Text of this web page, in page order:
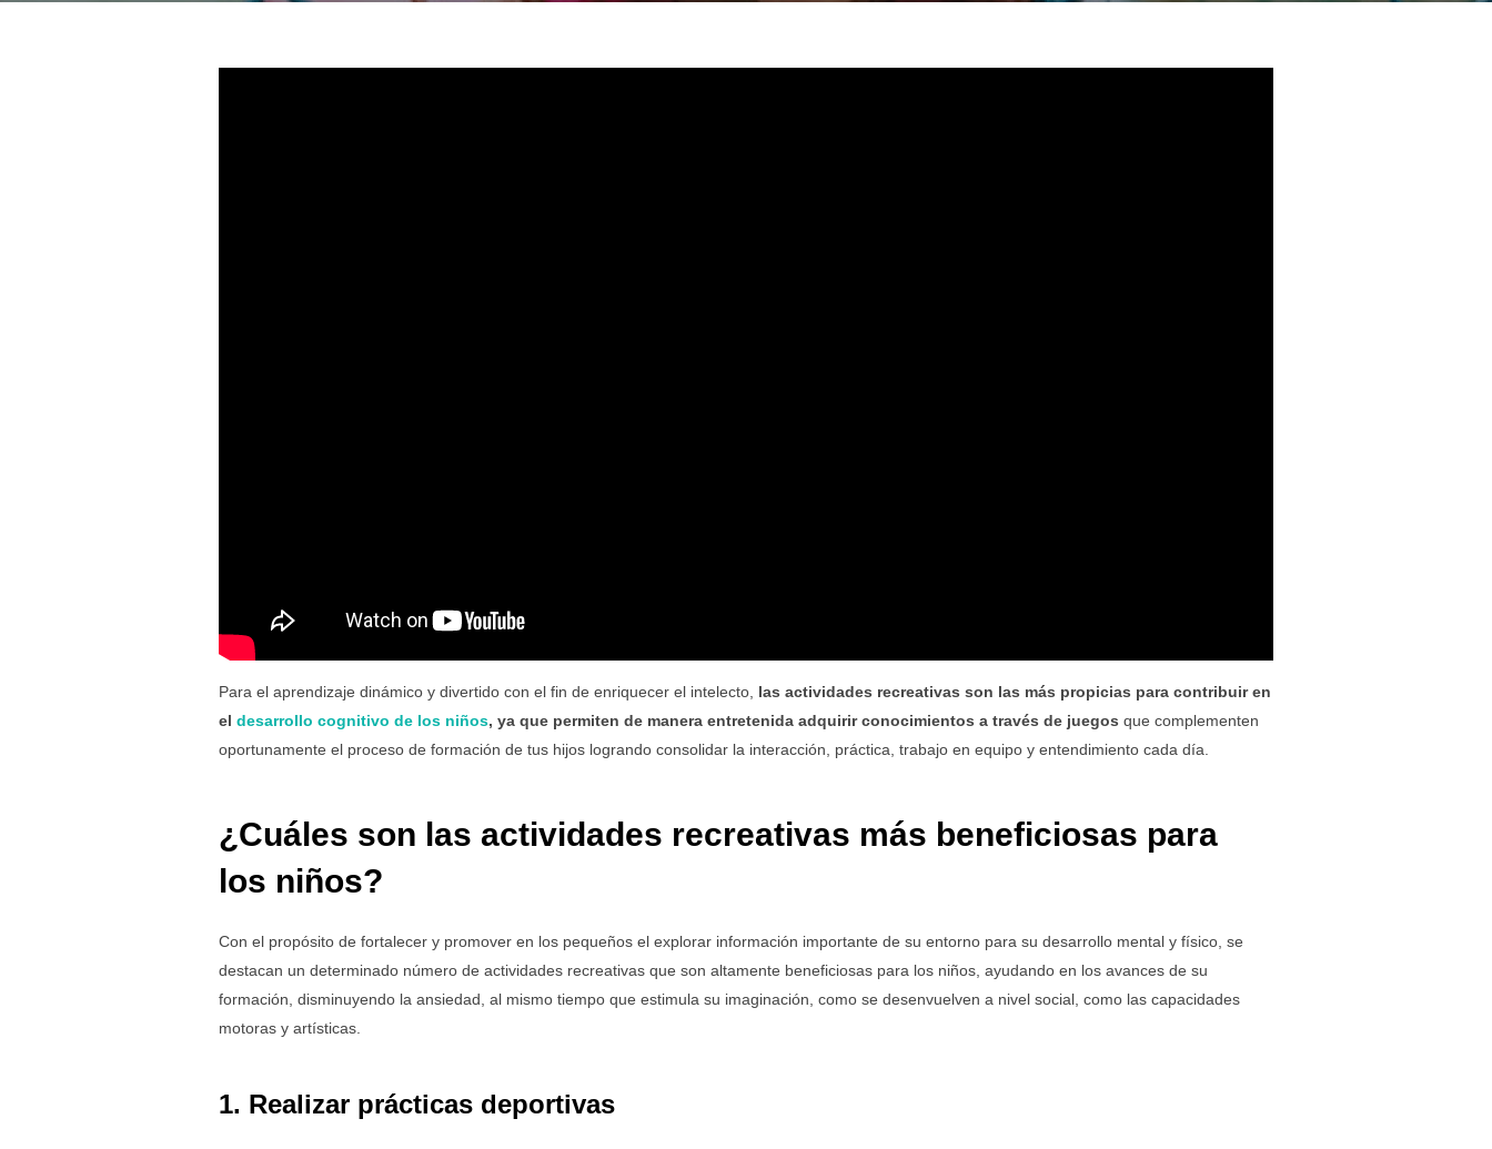
Para el aprendizaje dinámico y divertido con el fin de enriquecer el intelecto, las actividades recreativas son las más propicias para contribuir en
el desarrollo cognitivo de los niños, ya que permiten de manera entretenida adquirir conocimientos a través de juegos que complementen
oportunamente el proceso de formación de tus hijos logrando consolidar la interacción, práctica, trabajo en equipo y entendimiento cada día.
¿Cuáles son las actividades recreativas más beneficiosas para
los niños?
Con el propósito de fortalecer y promover en los pequeños el explorar información importante de su entorno para su desarrollo mental y físico, se
destacan un determinado número de actividades recreativas que son altamente beneficiosas para los niños, ayudando en los avances de su
formación, disminuyendo la ansiedad, al mismo tiempo que estimula su imaginación, como se desenvuelven a nivel social, como las capacidades
motoras y artísticas.
1. Realizar prácticas deportivas